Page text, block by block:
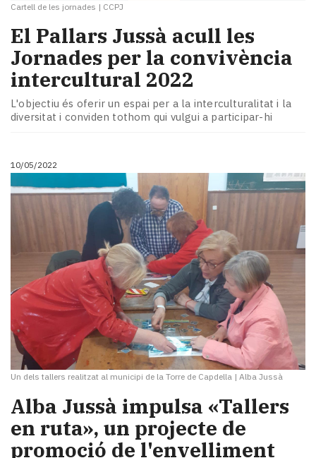
Cartell de les jornades | CCPJ
El Pallars Jussà acull les
Jornades per la convivència
intercultural 2022
L'objectiu és oferir un espai per a la interculturalitat i la
diversitat i conviden tothom qui vulgui a participar-hi
10/05/2022
Un dels tallers realitzat al municipi de la Torre de Capdella | Alba Jussà
Alba Jussà impulsa «Tallers
en ruta», un projecte de
promoció de l'envelliment